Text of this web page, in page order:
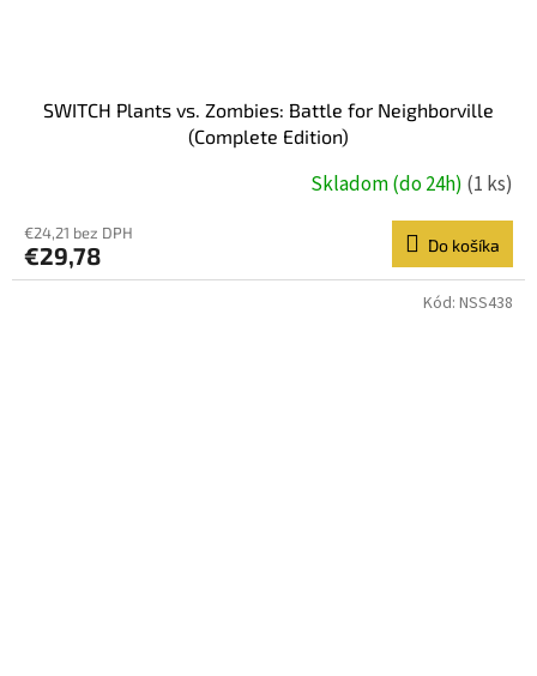
SWITCH Plants vs. Zombies: Battle for Neighborville
(Complete Edition)
Skladom (do 24h) (1 ks)
€24,21 bez DPH
€29,78 Do košíka
Kód: NSS438